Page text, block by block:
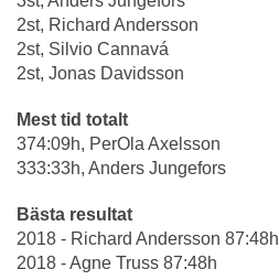
2st, Richard Andersson
2st, Silvio Cannavá
2st, Jonas Davidsson
Mest tid totalt
374:09h, PerOla Axelsson
333:33h, Anders Jungefors
Bästa resultat
2018 - Richard Andersson 87:48h
2018 - Agne Truss 87:48h